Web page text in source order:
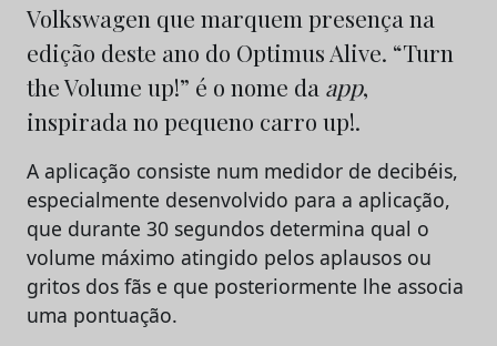
Volkswagen que marquem presença na
edição deste ano do Optimus Alive. “Turn
the Volume up!” é o nome da app,
inspirada no pequeno carro up!.
A aplicação consiste num medidor de decibéis,
especialmente desenvolvido para a aplicação,
que durante 30 segundos determina qual o
volume máximo atingido pelos aplausos ou
gritos dos fãs e que posteriormente lhe associa
uma pontuação.